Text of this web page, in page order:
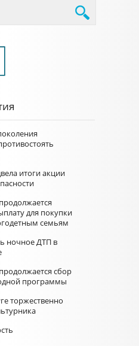
итоги акции
для покупки
семьям
ночное ДТП в
сбор
программы
торжественно